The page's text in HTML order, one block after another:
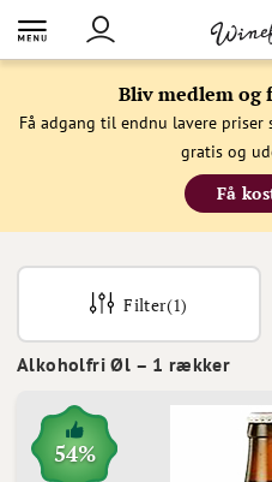
Bliv medlem og
Få adgang til endnu lavere priser
gratis og
Få
Alkoholfri Øl – 1 rækker
Filter(1)
54%